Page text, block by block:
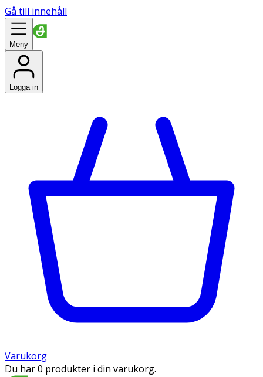
Gå till innehåll
Meny
Logga in
Varukorg
Du har 0 produkter i din varukorg.